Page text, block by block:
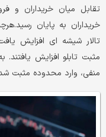
تقابل میان خریداران و
خریداران به پایان
تالار شیشه ای افزایش
مثبت تابلو افزایش
منفی، وارد محدوده مثبت